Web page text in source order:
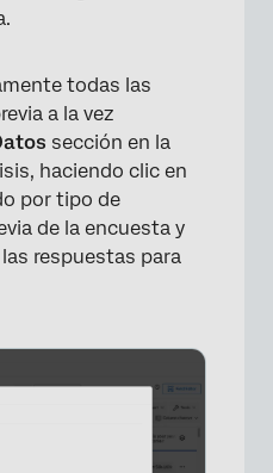
×
todas las
a la vez
sección en la
haciendo clic en
por tipo de
de la encuesta y
respuestas para